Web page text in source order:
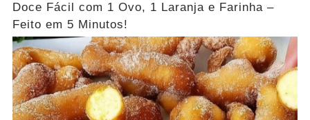
Doce Fácil com 1 Ovo, 1 Laranja e Farinha –
Feito em 5 Minutos!